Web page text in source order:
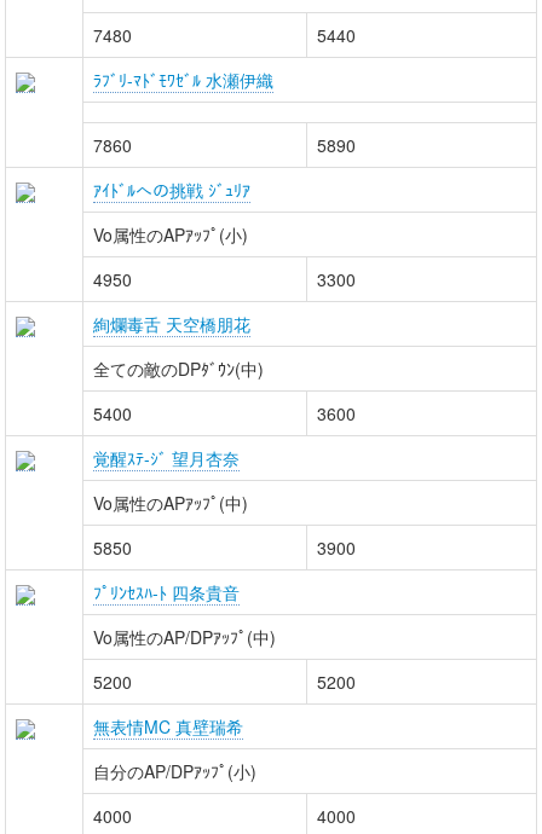
7480
5440
ﾗﾌﾞﾘ-ﾏﾄﾞﾓﾜｾﾞﾙ 水瀬伊織
7860
5890
ｱｲﾄﾞﾙへの挑戦 ｼﾞｭﾘｱ
Vo属性のAPｱｯﾌﾟ(小)
4950
3300
絢爛毒舌 天空橋朋花
全ての敵のDPﾀﾞｳﾝ(中)
5400
3600
覚醒ｽﾃ-ｼﾞ 望月杏奈
Vo属性のAPｱｯﾌﾟ(中)
5850
3900
ﾌﾟﾘﾝｾｽﾊ-ﾄ 四条貴音
Vo属性のAP/DPｱｯﾌﾟ(中)
5200
5200
無表情MC 真壁瑞希
自分のAP/DPｱｯﾌﾟ(小)
4000
4000